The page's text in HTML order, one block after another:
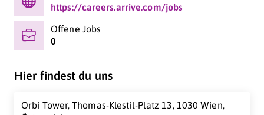
https://careers.arrive.com/jobs
Offene Jobs
0
Hier findest du uns
Orbi Tower, Thomas-Klestil-Platz 13, 1030 Wien,